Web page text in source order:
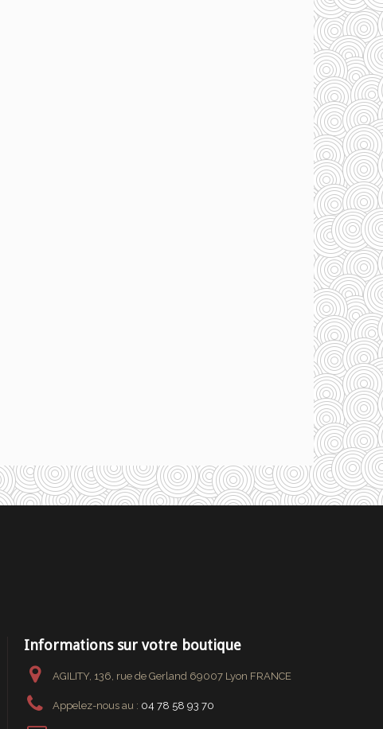
Informations sur votre boutique
AGILITY, 136, rue de Gerland 69007 Lyon FRANCE
Appelez-nous au : 04 78 58 93 70